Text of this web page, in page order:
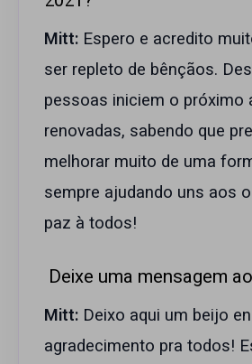
Mitt: Espero e acredito
ser repleto de bênçãos.
pessoas iniciem o próximo
renovadas, sabendo que
melhorar muito de uma
sempre ajudando uns aos
paz à todos!
Deixe uma mensagem
Mitt: Deixo aqui um beijo
agradecimento pra todos!